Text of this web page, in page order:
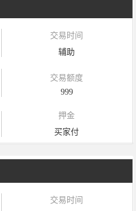
交易时间
辅助
交易额度
999
押金
买家付
交易时间